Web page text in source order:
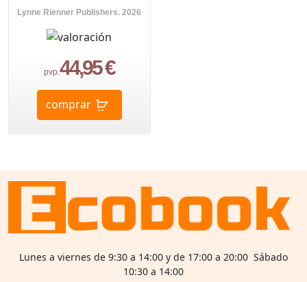
Lynne Rienner Publishers. 2026
pvp.44,95 €
comprar
Lunes a viernes de 9:30 a 14:00 y de 17:00 a 20:00 Sábado
10:30 a 14:00